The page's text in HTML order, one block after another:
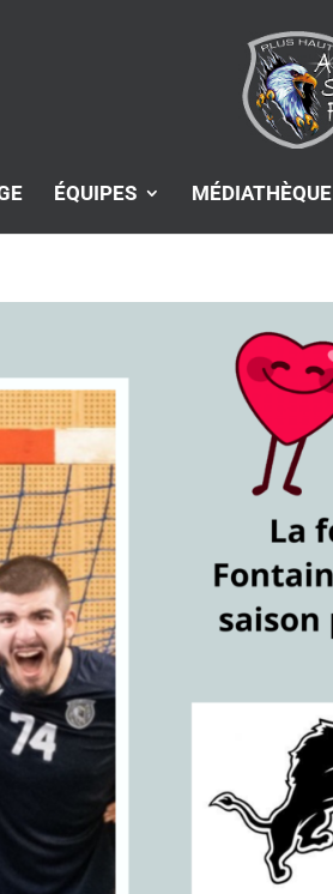
ÉQUIPES MÉDIATHÈQUE